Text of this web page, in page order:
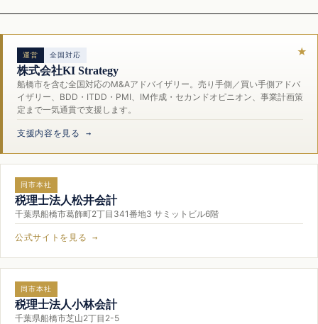
運営 全国対応
株式会社KI Strategy
船橋市を含む全国対応のM&Aアドバイザリー。売り手側／買い手側アドバ
イザリー、BDD・ITDD・PMI、IM作成・セカンドオピニオン、事業計画策
定まで一気通貫で支援します。
支援内容を見る →
同市本社
税理士法人松井会計
千葉県船橋市葛飾町2丁目341番地3 サミットビル6階
公式サイトを見る →
同市本社
税理士法人小林会計
千葉県船橋市芝山2丁目2-5